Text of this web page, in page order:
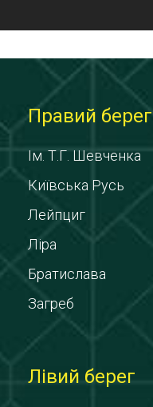
Правий берег
Ім. Т.Г. Шевченка
Київська Русь
Лейпциг
Ліра
Братислава
Загреб
Лівий берег